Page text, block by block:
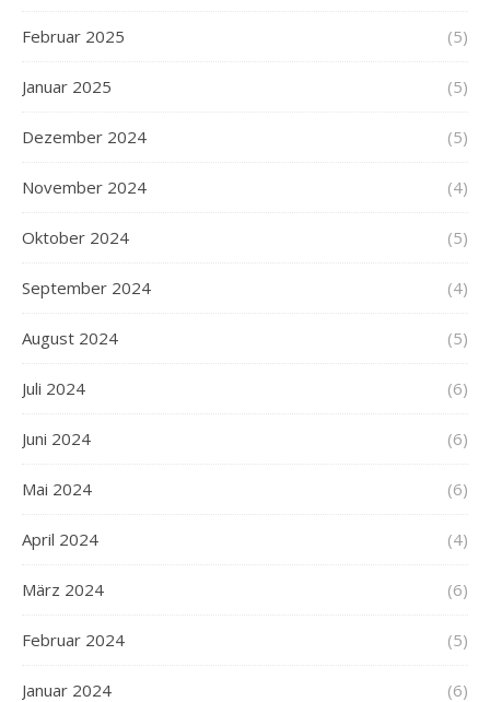
Februar 2025 (5)
Januar 2025 (5)
Dezember 2024 (5)
November 2024 (4)
Oktober 2024 (5)
September 2024 (4)
August 2024 (5)
Juli 2024 (6)
Juni 2024 (6)
Mai 2024 (6)
April 2024 (4)
März 2024 (6)
Februar 2024 (5)
Januar 2024 (6)